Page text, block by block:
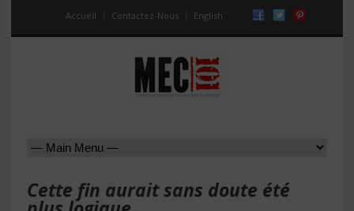
Accueil Contactez-Nous English
Cette fin aurait sans doute été